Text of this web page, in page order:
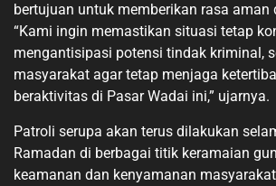
bertujuan untuk memberikan rasa aman
“Kami ingin memastikan situasi tetap
mengantisipasi potensi tindak kriminal,
masyarakat agar tetap menjaga
beraktivitas di Pasar Wadai ini,” ujarnya.
Patroli serupa akan terus dilakukan
Ramadan di berbagai titik keramaian
keamanan dan kenyamanan